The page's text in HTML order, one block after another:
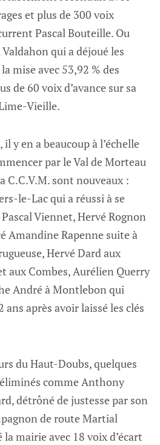
et plus de 300 voix
Pascal Bouteille. Ou
qui a déjoué les
mise avec 53,92 % des
de 60 voix d’avance sur sa
Vieille.
y en a beaucoup à l’échelle
par le Val de Morteau
C.C.V.M. sont nouveaux :
le-Lac qui a réussi à se
Viennet, Hervé Rognon
Amandine Rapenne suite à
Hervé Dard aux
aux Combes, Aurélien Querry
André à Montlebon qui
après avoir laissé les clés
du Haut-Doubs, quelques
comme Anthony
détrôné de justesse par son
de route Martial
mairie avec 18 voix d’écart